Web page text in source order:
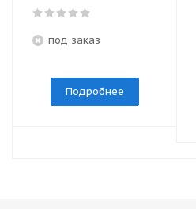
под заказ
Подробнее